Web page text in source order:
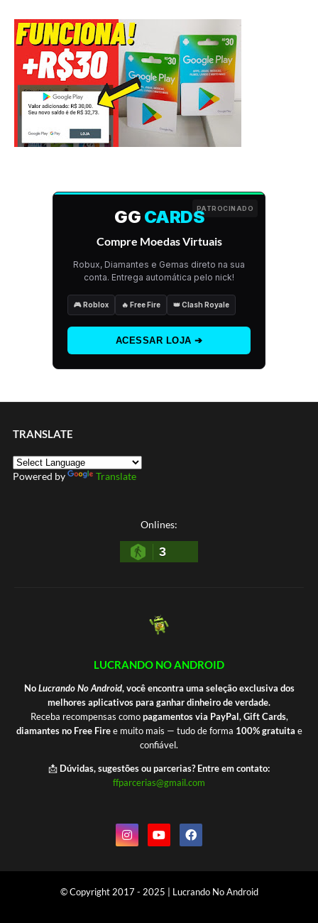
PATROCINADO
GG CARDS
Compre Moedas Virtuais
Robux, Diamantes e Gemas direto na sua
conta. Entrega automática pelo nick!
🎮 Roblox 🔥 Free Fire 👑 Clash Royale
ACESSAR LOJA ➔
TRANSLATE
Powered by Translate
Onlines:
3
LUCRANDO NO ANDROID
NoLucrando No Android, você encontra uma seleção exclusiva dos
melhores aplicativos para ganhar dinheiro de verdade.
Receba recompensas comopagamentos via PayPal, Gift Cards,
diamantes no Free Firee muito mais — tudo de forma 100% gratuita e
confiável.
📩 Dúvidas, sugestões ou parcerias? Entre em contato:
ffparcerias@gmail.com
© Copyright 2017 - 2025 | Lucrando No Android